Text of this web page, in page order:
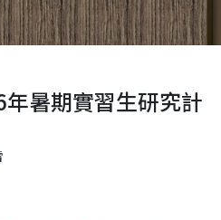
暑期實習生研究計